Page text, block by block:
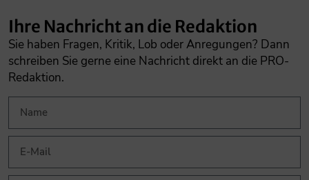
Ihre Nachricht an die Redaktion
Sie haben Fragen, Kritik, Lob oder Anregungen? Dann
schreiben Sie gerne eine Nachricht direkt an die PRO-
Redaktion.